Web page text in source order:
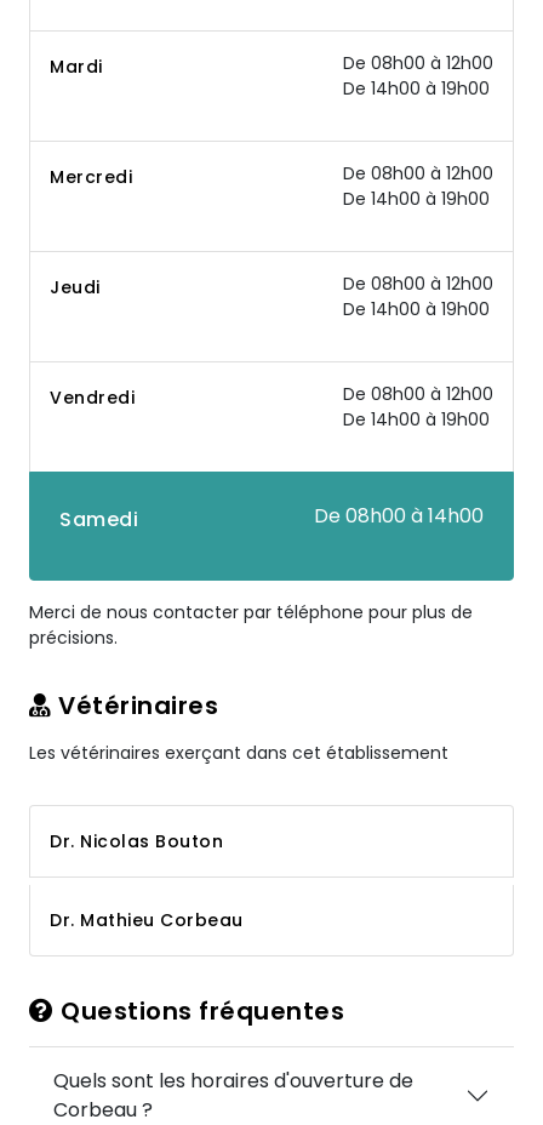
Mardi
De 08h00 à 12h00
De 14h00 à 19h00
Mercredi
De 08h00 à 12h00
De 14h00 à 19h00
Jeudi
De 08h00 à 12h00
De 14h00 à 19h00
Vendredi
De 08h00 à 12h00
De 14h00 à 19h00
Samedi De 08h00 à 14h00
Merci de nous contacter par téléphone pour plus de
précisions.
Vétérinaires
Les vétérinaires exerçant dans cet établissement
Dr. Nicolas Bouton
Dr. Mathieu Corbeau
Questions fréquentes
Quels sont les horaires d'ouverture de
Corbeau ?